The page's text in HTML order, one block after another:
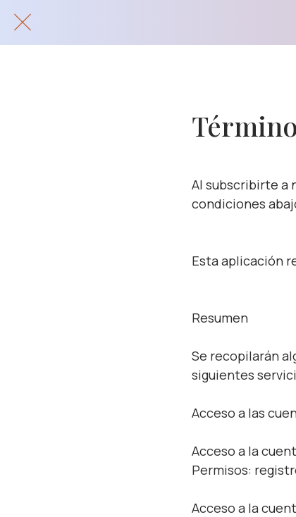
Al subscribirte a
condiciones
Esta aplicación
Resumen
Se recopilarán
siguientes
Acceso a las
Acceso a la
Permisos:
Acceso a la